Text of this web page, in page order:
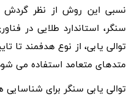
نسبی این روش از نظر گردش
سنگر، استاندارد طلایی در
توالی یابی، از نوع هدفمند تا
متدهای متعامد استفاده می
توالی یابی سنگر برای